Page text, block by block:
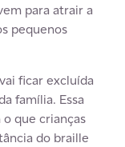
para atrair a
pequenos
ficar excluída
família. Essa
que crianças
do braille